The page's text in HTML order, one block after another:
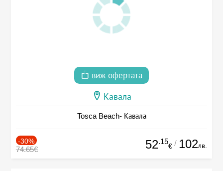
виж офертата
Кавала
Tosca Beach- Кавала
-30%
74.65€ 52.15
€ / 102лв.